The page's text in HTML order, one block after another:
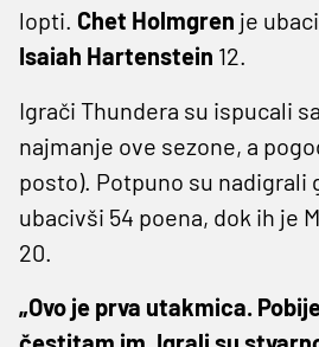
lopti. Chet Holmgren je
Isaiah Hartenstein 12.
Igrači Thundera su ispucali
najmanje ove sezone, a
posto). Potpuno su nadigrali
ubacivši 54 poena, dok ih je
20.
„Ovo je prva utakmica.